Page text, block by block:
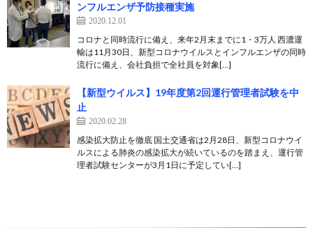
ンフルエンザ予防接種実施
2020.12.01
コロナと同時流行に備え、来年2月末までに1・3万人 西濃運
輸は11月30日、新型コロナウイルスとインフルエンザの同時
流行に備え、会社負担で全社員を対象[…]
【新型ウイルス】19年度第2回運行管理者試験を中
止
2020.02.28
感染拡大防止を徹底 国土交通省は2月28日、新型コロナウイ
ルスによる肺炎の感染拡大が続いているのを踏まえ、運行管
理者試験センターが3月1日に予定してい[…]